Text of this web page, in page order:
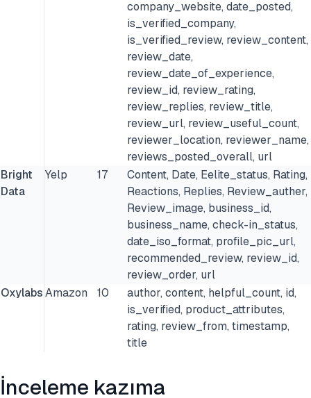
company_website, date_posted,
is_verified_company,
is_verified_review, review_content,
review_date,
review_date_of_experience,
review_id, review_rating,
review_replies, review_title,
review_url, review_useful_count,
reviewer_location, reviewer_name,
reviews_posted_overall, url
Bright
Data
Yelp 17
Content, Date, Eelite_status, Rating,
Reactions, Replies, Review_auther,
Review_image, business_id,
business_name, check-in_status,
date_iso_format, profile_pic_url,
recommended_review, review_id,
review_order, url
OxylabsAmazon 10
author, content, helpful_count, id,
is_verified, product_attributes,
rating, review_from, timestamp,
title
İnceleme kazıma